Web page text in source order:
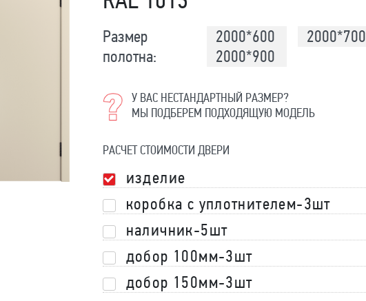
Размер
полотна:
2000*600 2000*700
2000*900
У ВАС НЕСТАНДАРТНЫЙ РАЗМЕР?
МЫ ПОДБЕРЕМ ПОДХОДЯЩУЮ МОДЕЛЬ
РАСЧЕТ СТОИМОСТИ ДВЕРИ
изделие
коробка с уплотнителем-3шт
наличник-5шт
добор 100мм-3шт
добор 150мм-3шт